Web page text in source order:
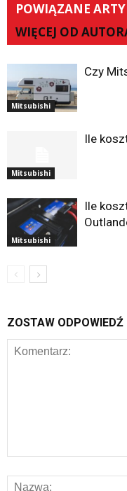
POWIĄZANE
WIĘCEJ OD
Mitsubishi
Czy
Mitsubishi
Ile
Mitsubishi
Ile
ZOSTAW ODPOWIEDŹ